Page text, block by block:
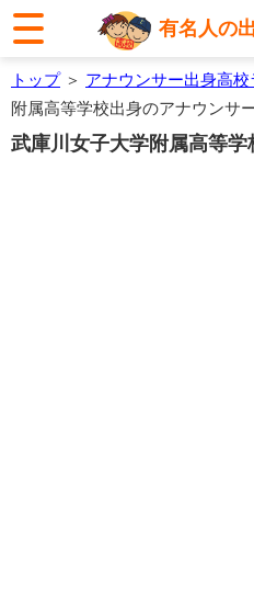
有名人の
トップ＞ アナウンサー出身高
附属高等学校出身のアナウンサ
武庫川女子大学附属高等